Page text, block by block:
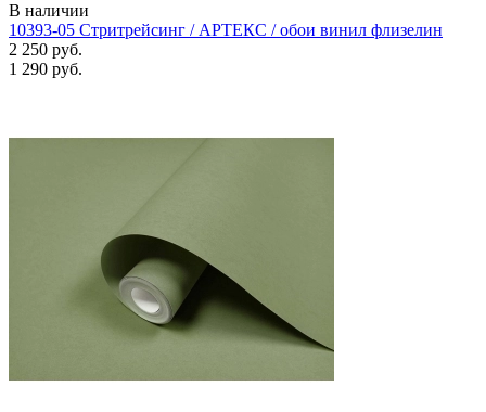
В наличии
10393-05 Стритрейсинг / АРТЕКС / обои винил флизелин
2 250 руб.
1 290 руб.